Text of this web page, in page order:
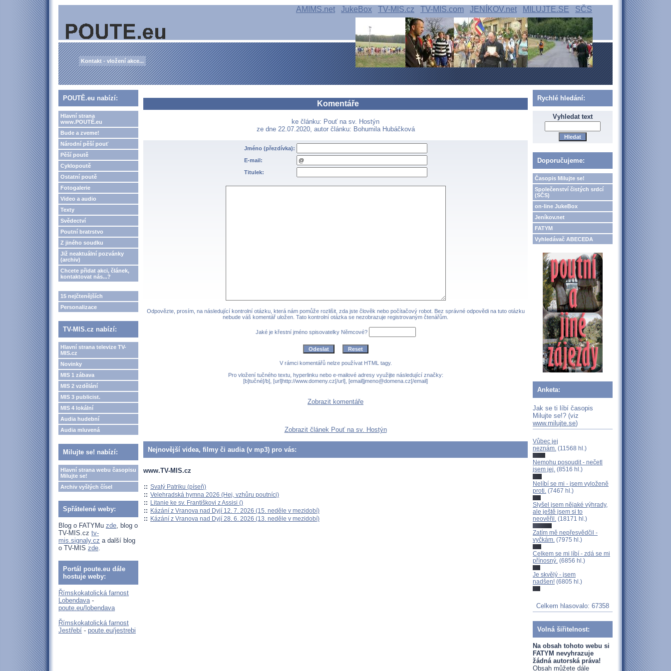
AMIMS.net JukeBox TV-MIS.cz TV-MIS.com JENÍKOV.net MILUJTE.SE SČS
Kontakt - vložení akce...
POUTĚ.eu nabízí:
Hlavní strana
www.POUTĚ.eu
Bude a zveme!
Národní pěší pouť
Pěší poutě
Cyklopoutě
Ostatní poutě
Fotogalerie
Video a audio
Texty
Svědectví
Poutní bratrstvo
Z jiného soudku
Již neaktuální pozvánky
(archiv)
Chcete přidat akci, článek,
kontaktovat nás...?
15 nejčtenějších
Personalizace
TV-MIS.cz nabízí:
Hlavní strana televize TV-
MIS.cz
Novinky
MIS 1 zábava
MIS 2 vzdělání
MIS 3 publicist.
MIS 4 lokální
Audia hudební
Audia mluvená
Milujte se! nabízí:
Hlavní strana webu časopisu
Milujte se!
Archiv vyšlých čísel
Spřátelené weby:
Blog o FATYMu zde, blog o
TV-MIS.cz tv-
mis.signaly.cz a další blog
o TV-MIS zde.
Portál poute.eu dále
hostuje weby:
Římskokatolická farnost
Lobendava-
poute.eu/lobendava
Římskokatolická farnost
Jestřebí - poute.eu/jestrebi
Komentáře
ke článku: Pouť na sv. Hostýn
ze dne 22.07.2020, autor článku: Bohumila Hubáčková
Jméno (přezdívka):
E-mail:
Titulek:
Odpovězte, prosím, na následující kontrolní otázku, která nám pomůže rozlišit, zda jste člověk nebo počítačový robot. Bez správné odpovědi na tuto otázku
nebude váš komentář uložen. Tato kontrolní otázka se nezobrazuje registrovaným čtenářům.
Jaké je křestní jméno spisovatelky Němcové?
V rámci komentářů nelze používat HTML tagy.
Pro vložení tučného textu, hyperlinku nebo e-mailové adresy využijte následující značky:
[b]tučné[/b], [url]http://www.domeny.cz[/url], [email]jmeno@domena.cz[/email]
Zobrazit komentáře
Zobrazit článek Pouť na sv. Hostýn
Nejnovější videa, filmy či audia (v mp3) pro vás:
www.TV-MIS.cz
:: Svatý Patriku (píseň)
:: Velehradská hymna 2026 (Hej, vzhůru poutníci)
:: Litanie ke sv. Františkovi z Assisi ()
:: Kázání z Vranova nad Dyjí 12. 7. 2026 (15. neděle v mezidobí)
:: Kázání z Vranova nad Dyjí 28. 6. 2026 (13. neděle v mezidobí)
Rychlé hledání:
Vyhledat text
Doporučujeme:
Časopis Milujte se!
Společenství čistých srdcí
(SČS)
on-line JukeBox
Jeníkov.net
FATYM
Vyhledávač ABECEDA
Anketa:
Jak se ti líbí časopis
Milujte se!? (viz
www.milujte.se)
Vůbec jej
neznám. (11568 hl.)
Nemohu posoudit - nečetl
jsem jej. (8516 hl.)
Nelíbí se mi - jsem vyloženě
proti. (7467 hl.)
Slyšel jsem nějaké výhrady,
ale ještě jsem si to
neověřil. (18171 hl.)
Zatím mě nepřesvědčil -
vyčkám. (7975 hl.)
Celkem se mi líbí - zdá se mi
přínosný. (6856 hl.)
Je skvělý - jsem
nadšen! (6805 hl.)
Celkem hlasovalo: 67358
Volná šiřitelnost:
Na obsah tohoto webu si
FATYM nevyhrazuje
žádná autorská práva!
Obsah můžete dále